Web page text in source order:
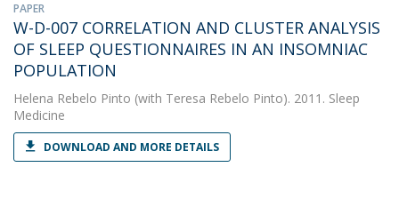
PAPER
W-D-007 CORRELATION AND CLUSTER ANALYSIS
OF SLEEP QUESTIONNAIRES IN AN INSOMNIAC
POPULATION
Helena Rebelo Pinto (with Teresa Rebelo Pinto). 2011. Sleep
Medicine
DOWNLOAD AND MORE DETAILS